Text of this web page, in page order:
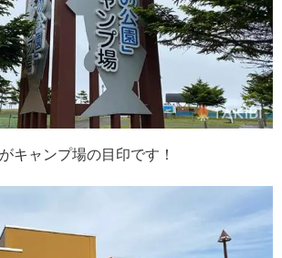
キャンプ場の目印です！